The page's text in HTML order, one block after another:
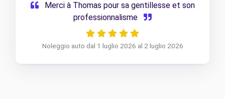
Merci à Thomas pour sa gentillesse et son
professionnalisme
Noleggio auto dal 1 luglio 2026 al 2 luglio 2026